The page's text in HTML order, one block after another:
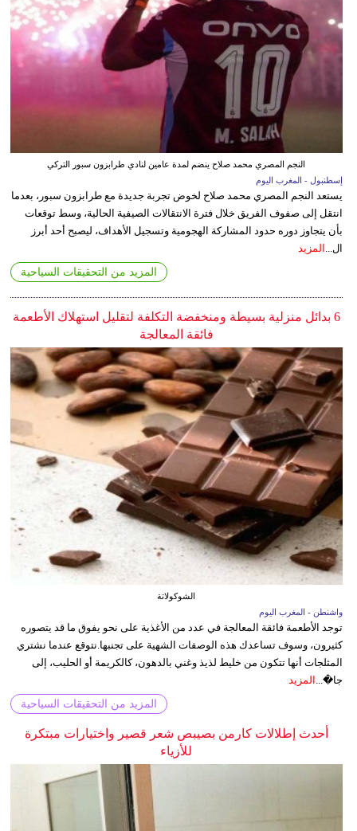
النجم المصري محمد صلاح ينضم لمدة عامين لنادي طرابزون سبور التركي
إسطنبول - المغرب اليوم
يستعد النجم المصري محمد صلاح لخوض تجربة جديدة مع طرابزون سبور، بعدما
انتقل إلى صفوف الفريق خلال فترة الانتقالات الصيفية الحالية، وسط توقعات
بأن يتجاوز دوره حدود المشاركة الهجومية وتسجيل الأهداف، ليصبح أحد أبرز
ال...
المزيد
المزيد من التحقيقات السياحية
6 بدائل منزلية بسيطة ومنخفضة التكلفة لتقليل استهلاك الأطعمة
فائقة المعالجة
الشوكولاتة
واشنطن - المغرب اليوم
توجد الأطعمة فائقة المعالجة في عدد من الأغذية على نحو يفوق ما قد يتصوره
كثيرون، وسوف تساعدك هذه الوصفات الشهية على تجنبها.نتوقع عندما نشتري
المثلجات أنها تتكون من خليط لذيذ وغني بالدهون، كالكريمة أو الحليب، إلى
جا�... المزيد
المزيد من التحقيقات السياحية
أحدث إطلالات كارمن بصيبص شعر قصير واختيارات مبتكرة
للأزياء